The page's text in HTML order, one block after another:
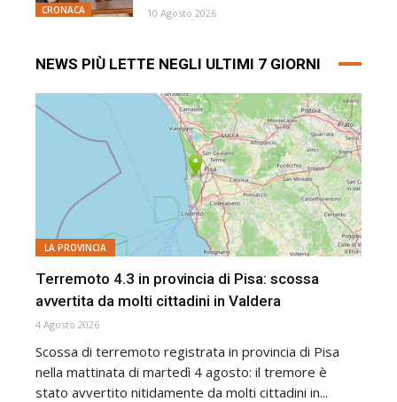
CRONACA 10 Agosto 2026
NEWS PIÙ LETTE NEGLI ULTIMI 7 GIORNI
LA PROVINCIA
Terremoto 4.3 in provincia di Pisa: scossa
avvertita da molti cittadini in Valdera
4 Agosto 2026
Scossa di terremoto registrata in provincia di Pisa
nella mattinata di martedì 4 agosto: il tremore è
stato avvertito nitidamente da molti cittadini in...